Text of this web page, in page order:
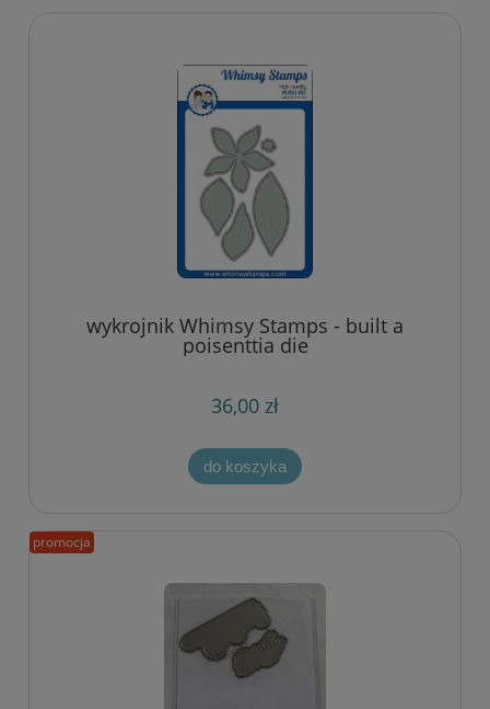
wykrojnik Whimsy Stamps - built a
poisenttia die
36,00 zł
do koszyka
promocja